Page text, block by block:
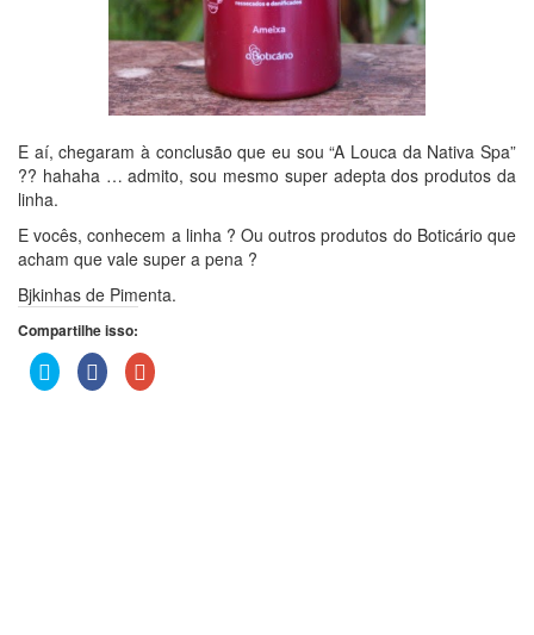
E aí, chegaram à conclusão que eu sou “A Louca da Nativa Spa”
?? hahaha … admito, sou mesmo super adepta dos produtos da
linha.
E vocês, conhecem a linha ? Ou outros produtos do Boticário que
acham que vale super a pena ?
Bjkinhas de Pimenta.
Compartilhe isso:
Clique
para
compartilhar
Clique
para
compartilhar
Compartilhe
no